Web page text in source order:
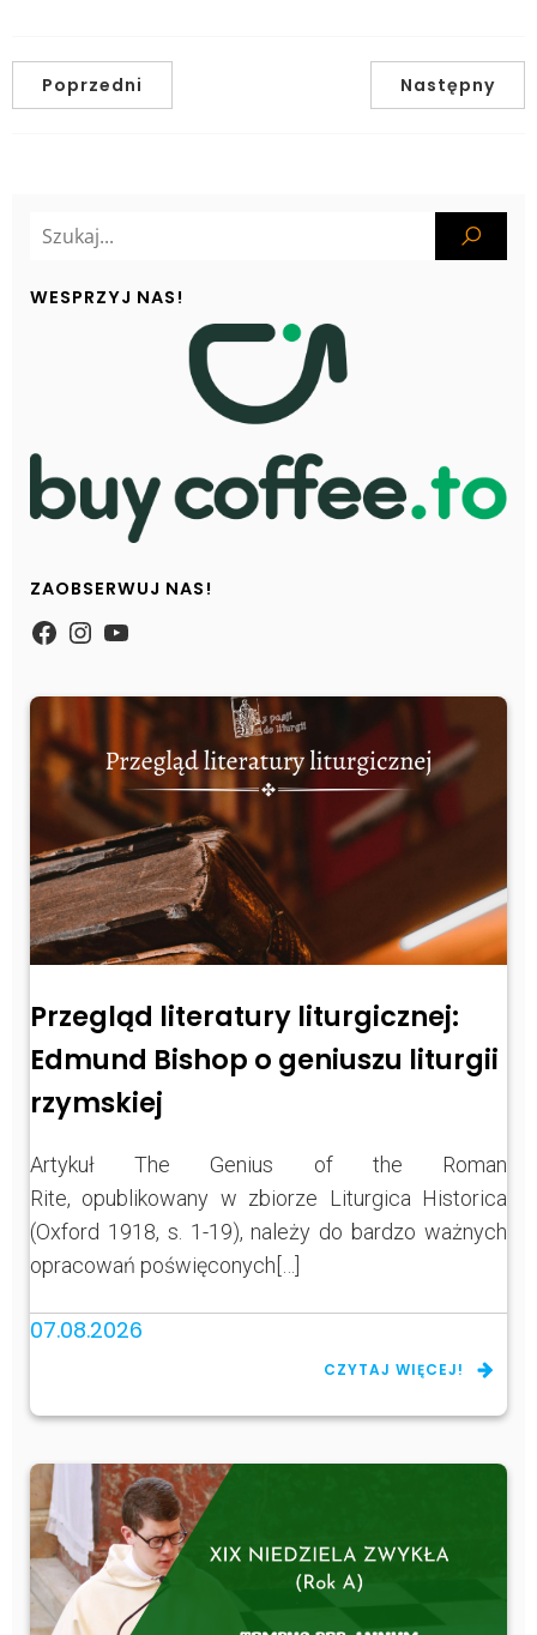
Poprzedni Następny
WESPRZYJ NAS!
ZAOBSERWUJ NAS!
https://www.facebook.com/
Instagram
YouTube
Przegląd literatury liturgicznej:
Edmund Bishop o geniuszu liturgii
rzymskiej
Artykuł The Genius of the Roman
Rite, opublikowany w zbiorze Liturgica Historica
(Oxford 1918, s. 1-19), należy do bardzo ważnych
opracowań poświęconych[…]
07.08.2026
CZYTAJ WIĘCEJ!